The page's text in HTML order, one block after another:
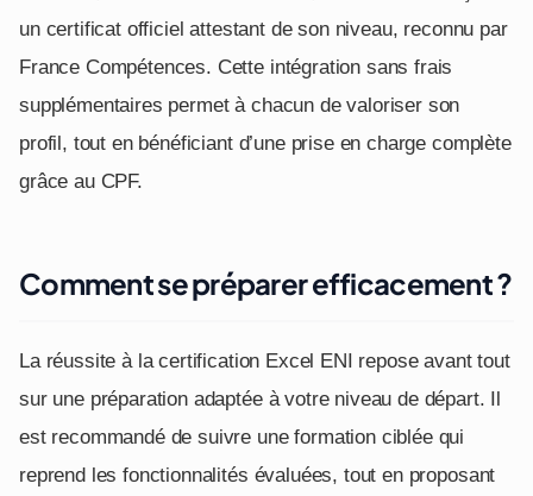
un certificat officiel attestant de son niveau, reconnu par
France Compétences. Cette intégration sans frais
supplémentaires permet à chacun de valoriser son
profil, tout en bénéficiant d’une prise en charge complète
grâce au CPF.
Comment se préparer efficacement ?
La réussite à la certification Excel ENI repose avant tout
sur une préparation adaptée à votre niveau de départ. Il
est recommandé de suivre une formation ciblée qui
reprend les fonctionnalités évaluées, tout en proposant